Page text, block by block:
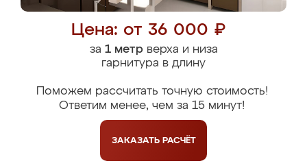
Цена: от 36 000 ₽
за 1 метрверха и низа
гарнитура в длину
Поможем рассчитать точную стоимость!
Ответим менее, чем за 15 минут!
ЗАКАЗАТЬ РАСЧЁТ